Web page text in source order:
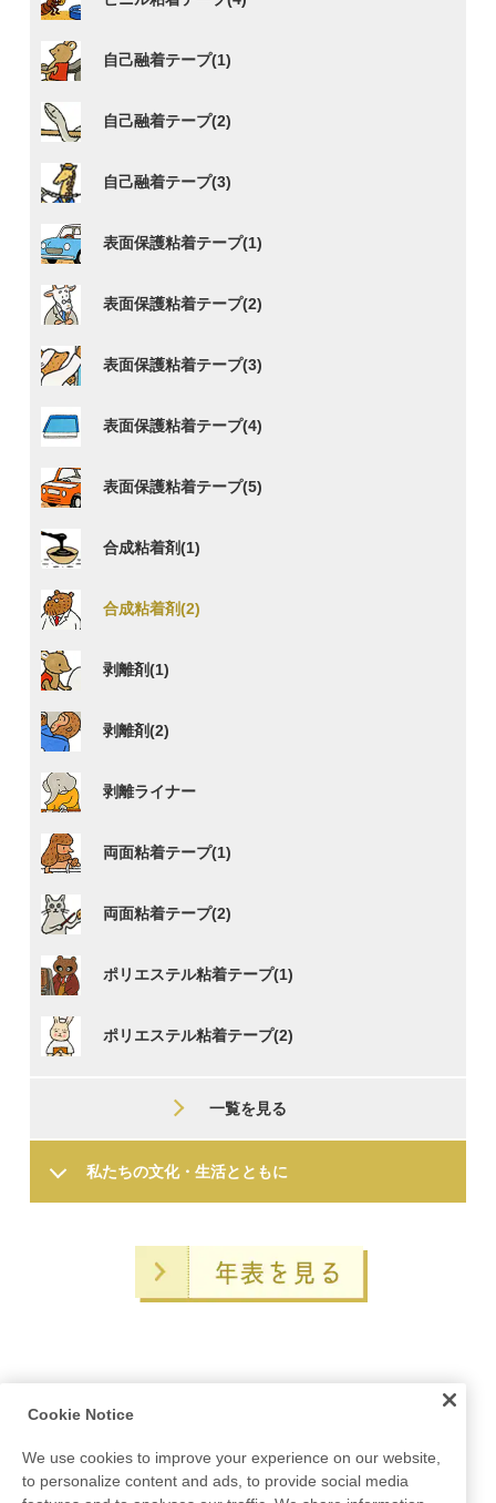
自己融着テープ(1)
自己融着テープ(2)
自己融着テープ(3)
表面保護粘着テープ(1)
表面保護粘着テープ(2)
表面保護粘着テープ(3)
表面保護粘着テープ(4)
表面保護粘着テープ(5)
合成粘着剤(1)
合成粘着剤(2)
剥離剤(1)
剥離剤(2)
剥離ライナー
両面粘着テープ(1)
両面粘着テープ(2)
ポリエステル粘着テープ(1)
ポリエステル粘着テープ(2)
一覧を見る
私たちの文化・生活とともに
Cookie Notice
We use cookies to improve your experience on our website,
to personalize content and ads, to provide social media